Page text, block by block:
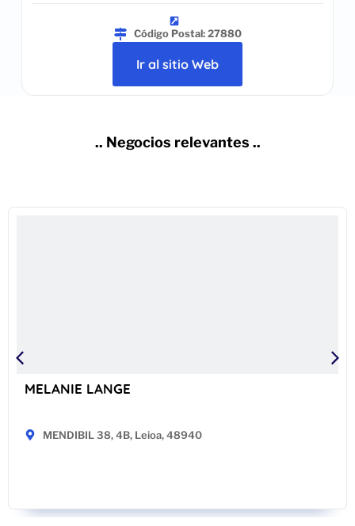
Código Postal: 27880
Ir al sitio Web
.. Negocios relevantes ..
MELANIE LANGE
MENDIBIL 38, 4B, Leioa, 48940